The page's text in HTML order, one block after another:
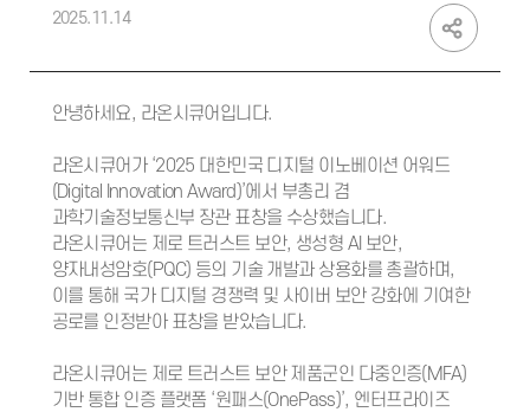
2025.11.14
안녕하세요, 라온시큐어입니다.
라온시큐어가 ‘2025 대한민국 디지털 이노베이션 어워드
(Digital Innovation Award)’에서 부총리 겸
과학기술정보통신부 장관 표창을 수상했습니다.
라온시큐어는 제로 트러스트 보안, 생성형 AI 보안,
양자내성암호(PQC) 등의 기술 개발과 상용화를 총괄하며,
이를 통해 국가 디지털 경쟁력 및 사이버 보안 강화에 기여한
공로를 인정받아 표창을 받았습니다.
라온시큐어는 제로 트러스트 보안 제품군인 다중인증(MFA)
기반 통합 인증 플랫폼 ‘원패스(OnePass)’, 엔터프라이즈